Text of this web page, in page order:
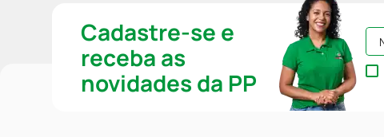
Cadastre-se e
receba as
novidades da PP